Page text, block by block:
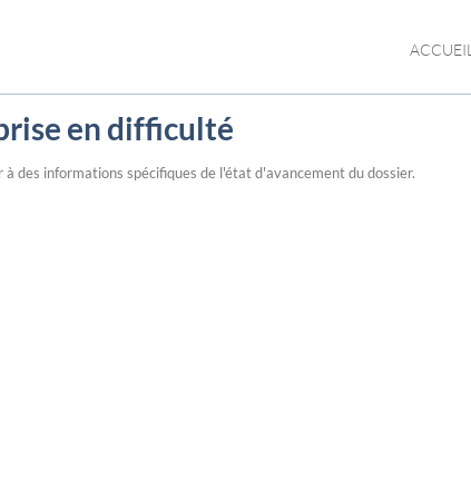
ACCUEIL
en difficulté
des informations spécifiques de l'état d'avancement du dossier.